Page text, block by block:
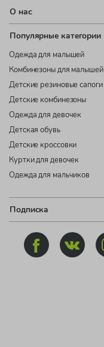
О нас
Популярные категории
Одежда для малышей
Комбинезоны для малышей
Детские резиновые сапоги
Детские комбинезоны
Одежда для девочек
Детская обувь
Детские кроссовки
Куртки для девочек
Одежда для мальчиков
Подписка